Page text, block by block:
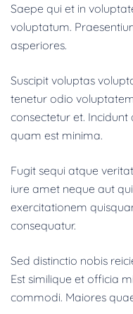
Saepe qui et in
voluptatum.
asperiores.
Suscipit voluptas
tenetur odio
consectetur et.
quam est minima.
Fugit sequi atque
iure amet neque aut
exercitationem
consequatur.
Sed distinctio nobis
Est similique et officia
commodi. Maiores